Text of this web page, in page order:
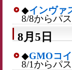
◆インヴァ
8/8からパ
8月5日
◆GMOコ
8/1からパ